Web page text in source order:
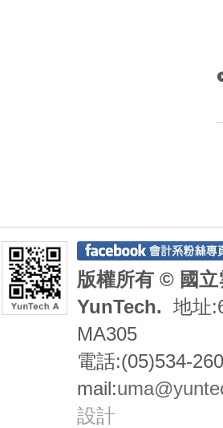
版權所有 © 國
YunTech. 地址
MA305
電話:(05)534-
mail:
設計